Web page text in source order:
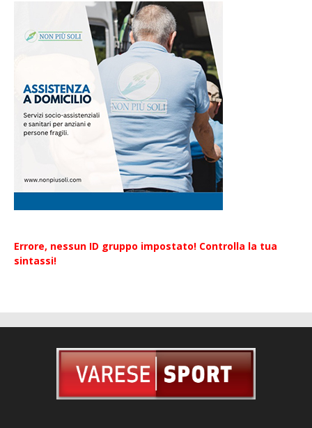
Errore, nessun ID gruppo impostato! Controlla la tua
sintassi!